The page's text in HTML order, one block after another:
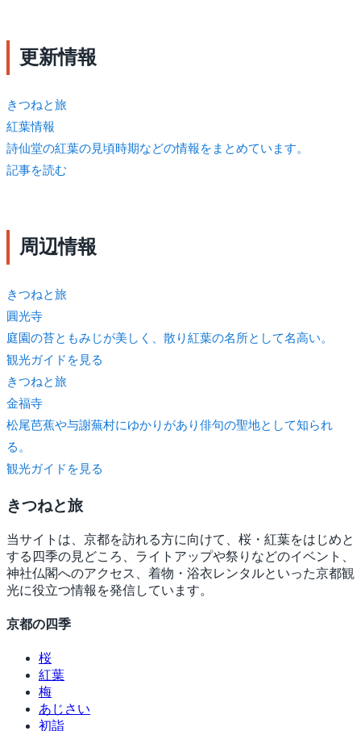
更新情報
きつねと旅
紅葉情報
詩仙堂の紅葉の見頃時期などの情報をまとめています。
記事を読む
周辺情報
きつねと旅
圓光寺
庭園の苔ともみじが美しく、散り紅葉の名所として名高い。
観光ガイドを見る
きつねと旅
金福寺
松尾芭蕉や与謝蕪村にゆかりがあり俳句の聖地として知られ
る。
観光ガイドを見る
きつねと旅
当サイトは、京都を訪れる方に向けて、桜・紅葉をはじめと
する四季の見どころ、ライトアップや祭りなどのイベント、
神社仏閣へのアクセス、着物・浴衣レンタルといった京都観
光に役立つ情報を発信しています。
京都の四季
桜
紅葉
梅
あじさい
初詣